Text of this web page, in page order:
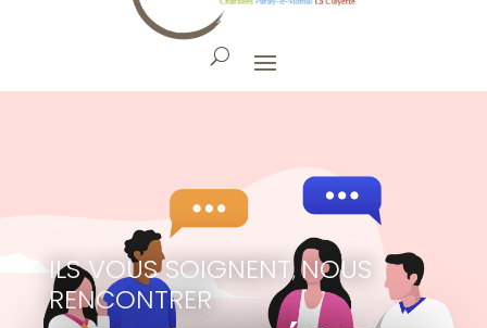
ILS VOUS SOIGNENT,NOUS
RENCONTRER